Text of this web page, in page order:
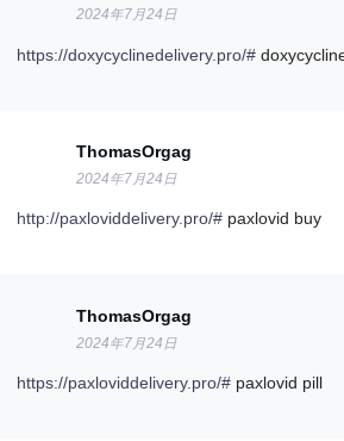
2024年7月24日
https://doxycyclinedelivery.pro/#
ThomasOrgag
2024年7月24日
http://paxloviddelivery.pro/# paxlovid buy
ThomasOrgag
2024年7月24日
https://paxloviddelivery.pro/# paxlovid pill